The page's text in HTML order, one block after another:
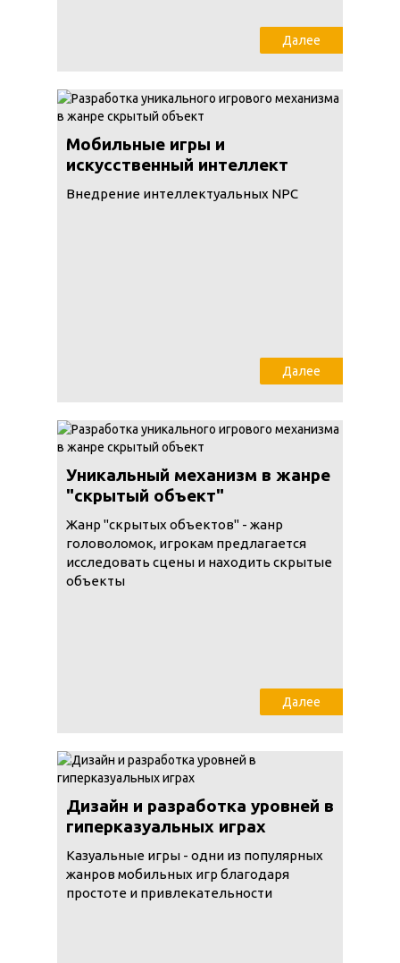
Далее
Мобильные игры и
искусственный интеллект
Внедрение интеллектуальных NPC
Далее
Уникальный механизм в жанре
"скрытый объект"
Жанр "скрытых объектов" - жанр
головоломок, игрокам предлагается
исследовать сцены и находить скрытые
объекты
Далее
Дизайн и разработка уровней в
гиперказуальных играх
Казуальные игры - одни из популярных
жанров мобильных игр благодаря
простоте и привлекательности